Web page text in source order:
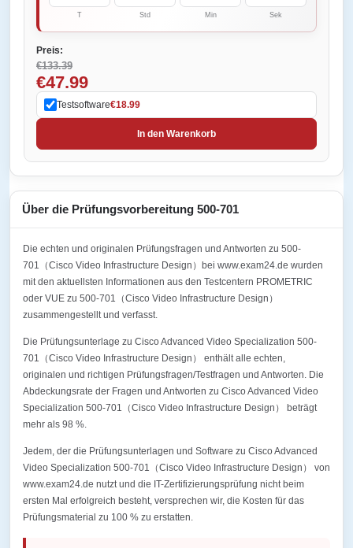
T Std Min Sek
Preis:
€133.39
€47.99
Testsoftware€18.99
In den Warenkorb
Über die Prüfungsvorbereitung 500-701
Die echten und originalen Prüfungsfragen und Antworten zu 500-
701（Cisco Video Infrastructure Design）bei www.exam24.de wurden
mit den aktuellsten Informationen aus den Testcentern PROMETRIC
oder VUE zu 500-701（Cisco Video Infrastructure Design）
zusammengestellt und verfasst.
Die Prüfungsunterlage zu Cisco Advanced Video Specialization 500-
701（Cisco Video Infrastructure Design） enthält alle echten,
originalen und richtigen Prüfungsfragen/Testfragen und Antworten. Die
Abdeckungsrate der Fragen und Antworten zu Cisco Advanced Video
Specialization 500-701（Cisco Video Infrastructure Design） beträgt
mehr als 98 %.
Jedem, der die Prüfungsunterlagen und Software zu Cisco Advanced
Video Specialization 500-701（Cisco Video Infrastructure Design） von
www.exam24.de nutzt und die IT-Zertifizierungsprüfung nicht beim
ersten Mal erfolgreich besteht, versprechen wir, die Kosten für das
Prüfungsmaterial zu 100 % zu erstatten.